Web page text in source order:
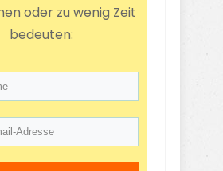
oder zu wenig Zeit
bedeuten: